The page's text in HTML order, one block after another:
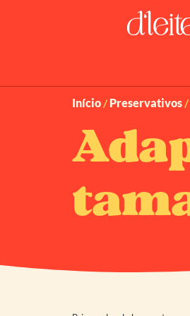
Início /Preservativos /